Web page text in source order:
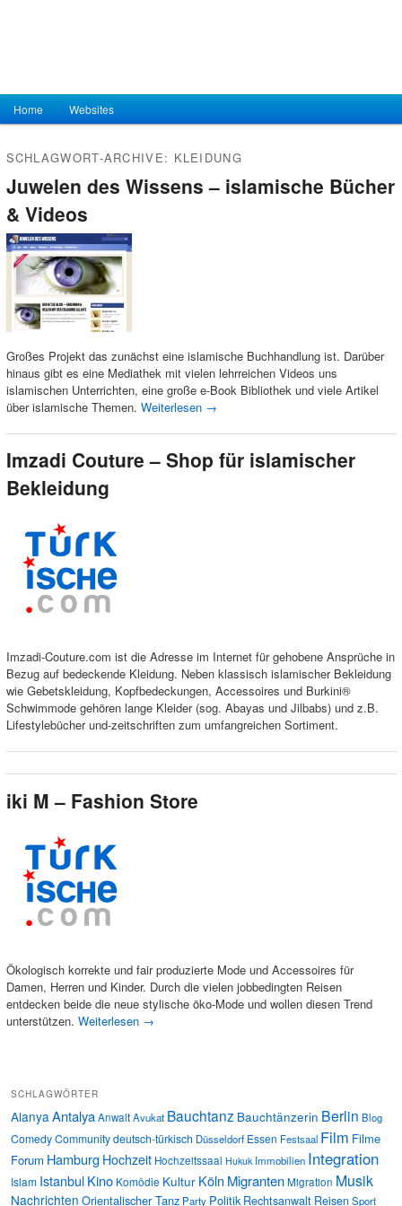
Hauptmenü
Zum Inhalt wechseln
Zum sekundären Inhalt wechseln
Home Websites
SCHLAGWORT-ARCHIVE: KLEIDUNG
Juwelen des Wissens – islamische Bücher
& Videos
Großes Projekt das zunächst eine islamische Buchhandlung ist. Darüber
hinaus gibt es eine Mediathek mit vielen lehrreichen Videos uns
islamischen Unterrichten, eine große e-Book Bibliothek und viele Artikel
über islamische Themen. Weiterlesen →
Imzadi Couture – Shop für islamischer
Bekleidung
Imzadi-Couture.com ist die Adresse im Internet für gehobene Ansprüche in
Bezug auf bedeckende Kleidung. Neben klassisch islamischer Bekleidung
wie Gebetskleidung, Kopfbedeckungen, Accessoires und Burkini®
Schwimmode gehören lange Kleider (sog. Abayas und Jilbabs) und z.B.
Lifestylebücher und-zeitschriften zum umfangreichen Sortiment.
iki M – Fashion Store
Ökologisch korrekte und fair produzierte Mode und Accessoires für
Damen, Herren und Kinder. Durch die vielen jobbedingten Reisen
entdecken beide die neue stylische öko-Mode und wollen diesen Trend
unterstützen. Weiterlesen →
SCHLAGWÖRTER
AlanyaAntalyaAnwaltAvukat Bauchtanz Bauchtänzerin Berlin Blog
ComedyCommunitydeutsch-türkisch Düsseldorf Essen Festsaal Film Filme
Forum Hamburg Hochzeit Hochzeitssaal Hukuk Immobilien Integration
Islam IstanbulKino Komödie Kultur Köln MigrantenMigration Musik
Nachrichten Orientalischer Tanz Party Politik Rechtsanwalt ReisenSport